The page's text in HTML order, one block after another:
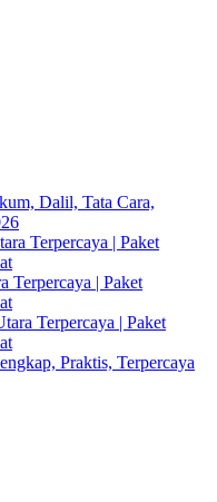
Dalil, Tata Cara,
Terpercaya | Paket
Terpercaya | Paket
Terpercaya | Paket
Praktis, Terpercaya